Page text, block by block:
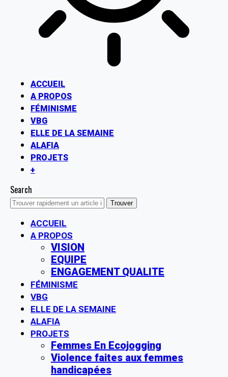
ACCUEIL
A PROPOS
FÉMINISME
VBG
ELLE DE LA SEMAINE
ALAFIA
PROJETS
+
Search
ACCUEIL
A PROPOS
VISION
EQUIPE
ENGAGEMENT QUALITE
FÉMINISME
VBG
ELLE DE LA SEMAINE
ALAFIA
PROJETS
Femmes En Ecojogging
Violence faites aux femmes
handicapées